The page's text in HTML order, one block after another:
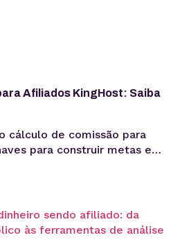
Afiliados KingHost: Saiba
cálculo de comissão para
para construir metas e
seus ganhos de forma
da KingHost. Lembra que
a...